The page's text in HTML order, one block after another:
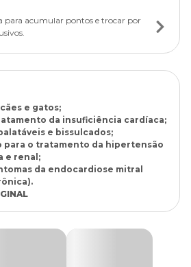
para acumular pontos e trocar por
e gatos;
da insuficiência cardíaca;
e bissulcados;
para o tratamento da hipertensão
e renal;
da endocardiose mitral